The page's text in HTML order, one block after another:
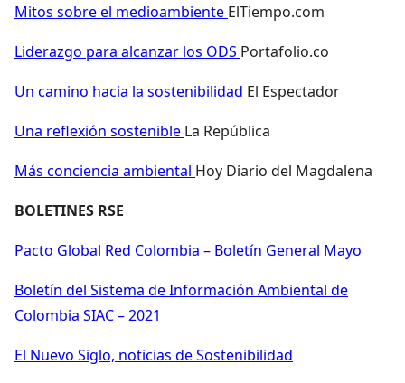
Mitos sobre el medioambiente ElTiempo.com
Liderazgo para alcanzar los ODS Portafolio.co
Un camino hacia la sostenibilidad El Espectador
Una reflexión sostenible La República
Más conciencia ambiental Hoy Diario del Magdalena
BOLETINES RSE
Pacto Global Red Colombia – Boletín General Mayo
Boletín del Sistema de Información Ambiental de
Colombia SIAC – 2021
El Nuevo Siglo, noticias de Sostenibilidad